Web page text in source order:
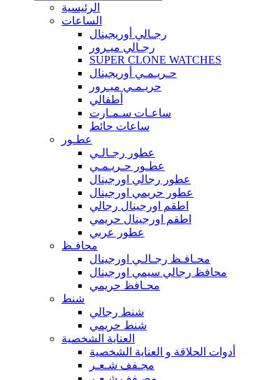
الرئيسية
الساعات
رجـالي أوريجينال
رجـالي ميـرور
SUPER CLONE WATCHES
حـريـمـي أوريجينال
حريـمـي ميـرور
أطفالي
ساعـات سـمـارت
ساعات حائط
عطـور
عطور رجـالـي
عطـور حـريـمـي
عطور رجالي اورجينال
عطور حريمي اورجينال
اطقم اورجينال رجالي
اطقم اورجينال حريمي
عطور عربي
محافـظ
محـافـظ رجـالـي اورجينال
محافظ رجالي سيمي اورجينال
محـافظ حريمي
شنط
شنط رجالي
شنط حريمي
العناية الشخصية
أدوات الحلاقة و العناية الشخصية
مجـفف شـعـر